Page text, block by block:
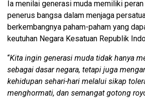
Ia menilai generasi muda memiliki
penerus bangsa dalam menjaga
berkembangnya paham-paham yang
keutuhan Negara Kesatuan Republik
“Kita ingin generasi muda tidak hanya
sebagai dasar negara, tetapi juga
kehidupan sehari-hari melalui sikap
menghormati, dan semangat gotong